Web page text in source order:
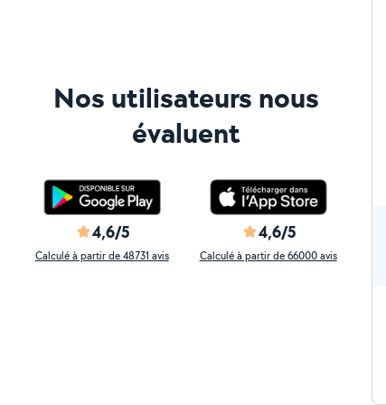
Nos utilisateurs nous
évaluent
4,6/5
Calculé à partir de 48731 avis
4,6/5
Calculé à partir de 66000 avis